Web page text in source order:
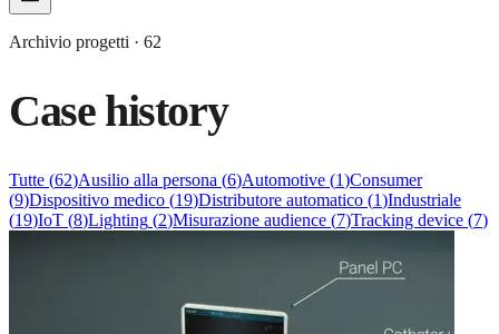
Archivio progetti · 62
Case history
Tutte (62)Ausilio alla persona (6)Automotive (1)Consumer
(9)Dispositivo medico (19)Distributore automatico (1)Industriale
(19)IoT (8)Lighting (2)Misurazione audience (7)Tracking device (7)